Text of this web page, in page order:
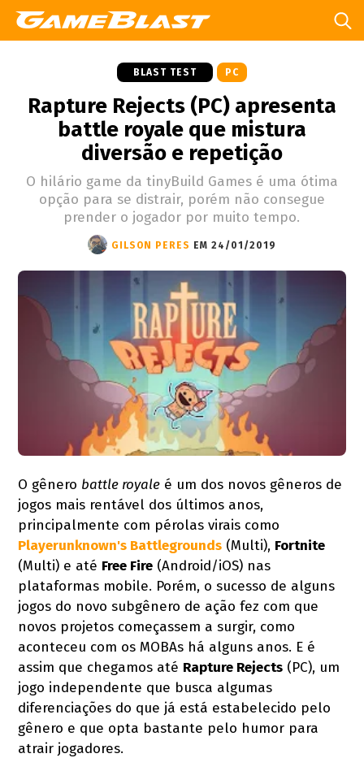
BLAST TEST PC
Rapture Rejects (PC) apresenta
battle royale que mistura
diversão e repetição
O hilário game da tinyBuild Games é uma ótima
opção para se distrair, porém não consegue
prender o jogador por muito tempo.
GILSON PERES EM 24/01/2019
O gênero battle royale é um dos novos gêneros de
jogos mais rentável dos últimos anos,
principalmente com pérolas virais como
Playerunknown's Battlegrounds (Multi), Fortnite
(Multi) e até Free Fire (Android/iOS) nas
plataformas mobile. Porém, o sucesso de alguns
jogos do novo subgênero de ação fez com que
novos projetos começassem a surgir, como
aconteceu com os MOBAs há alguns anos. E é
assim que chegamos até Rapture Rejects (PC), um
jogo independente que busca algumas
diferenciações do que já está estabelecido pelo
gênero e que opta bastante pelo humor para
atrair jogadores.